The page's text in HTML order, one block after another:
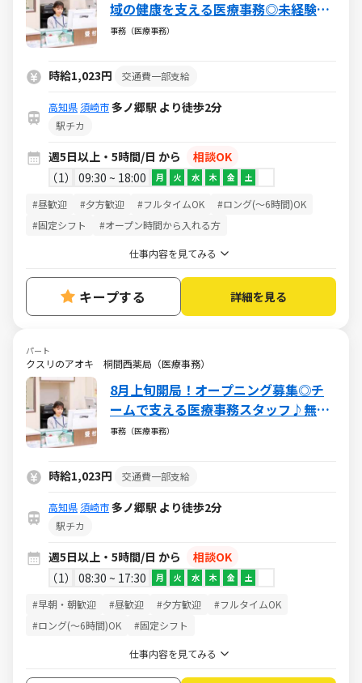
域の健康を支える医療事務◎未経験か
ら成長できる環境あり／社会に貢献で
～・日祝休み
事務（医療事務）
時給1,023円 交通費一部支給
高知県 須崎市多ノ郷駅 より徒歩2分
駅チカ
週5日以上・5時間/日 から
相談OK
1
09:30 ~ 18:00 月 火 水 木 金 土
#昼歓迎 #夕方歓迎 #フルタイムOK
#ロング(～6時間)OK
#固定シフト
#オープン時間から入れる方
仕事内容を見てみる
キープする 詳細を見る
パート
クスリのアオキ 桐間西薬局（医療事務）
8月上旬開局！オープニング募集◎チ
ームで支える医療事務スタッフ♪無資
格・未経験から挑戦できる安心の環境
事務（医療事務）
時給1,023円 交通費一部支給
高知県 須崎市多ノ郷駅 より徒歩2分
駅チカ
週5日以上・5時間/日 から
相談OK
1
08:30 ~ 17:30 月 火 水 木 金 土
#早朝・朝歓迎 #昼歓迎 #夕方歓迎
#フルタイムOK
#ロング(～6時間)OK
#固定シフト
仕事内容を見てみる